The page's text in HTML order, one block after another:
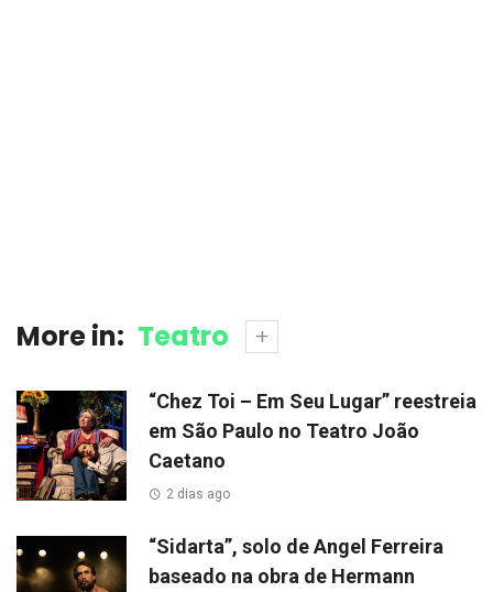
More in: Teatro
“Chez Toi – Em Seu Lugar” reestreia
em São Paulo no Teatro João
Caetano
2 dias ago
“Sidarta”, solo de Angel Ferreira
baseado na obra de Hermann